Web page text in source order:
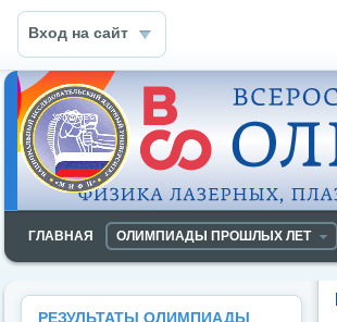
Вход на сайт
ГЛАВНАЯ ОЛИМПИАДЫ ПРОШЛЫХ ЛЕТ
РЕЗУЛЬТАТЫ ОЛИМПИАДЫ